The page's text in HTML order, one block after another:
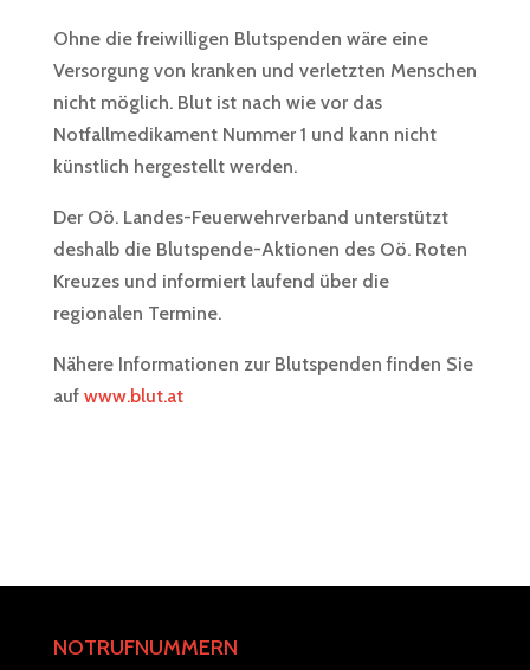
Ohne die freiwilligen Blutspenden wäre eine
Versorgung von kranken und verletzten Menschen
nicht möglich. Blut ist nach wie vor das
Notfallmedikament Nummer 1 und kann nicht
künstlich hergestellt werden.
Der Oö. Landes-Feuerwehrverband unterstützt
deshalb die Blutspende-Aktionen des Oö. Roten
Kreuzes und informiert laufend über die
regionalen Termine.
Nähere Informationen zur Blutspenden finden Sie
auf www.blut.at
NOTRUFNUMMERN